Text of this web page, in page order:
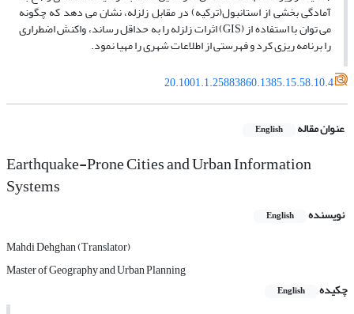
آمادگى بخشى از استانبول(ترکیه) در مقابل زلزله، نشان مى ‏دهد که چگونه
مى‏ توان با استفاده از (GIS) اثرات زلزله را به حداقل رساند، واکنش اضطرارى
را برنامه ‏ریزى کرد و فهرستى از اطلاعات شهرى را مهیا نمود.
20.1001.1.25883860.1385.15.58.10.4
عنوان مقاله English
Earthquake-Prone Cities and Urban Information
Systems
نویسنده English
Mahdi Dehghan (Translator)
Master of Geography and Urban Planning
چکیده
English